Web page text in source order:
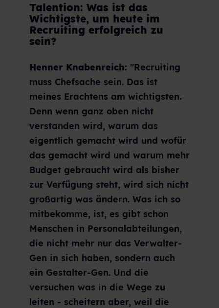
Talention: Was ist das
Wichtigste, um heute im
Recruiting erfolgreich zu
sein?
Henner Knabenreich: "Recruiting
muss Chefsache sein. Das ist
meines Erachtens am wichtigsten.
Denn wenn ganz oben nicht
verstanden wird, warum das
eigentlich gemacht wird und wofür
das gemacht wird und warum mehr
Budget gebraucht wird als bisher
zur Verfügung steht, wird sich nicht
großartig was ändern. Was ich so
mitbekomme, ist, es gibt schon
Menschen in Personalabteilungen,
die nicht mehr nur das Verwalter-
Gen in sich haben, sondern auch
ein Gestalter-Gen. Und die
versuchen was in die Wege zu
leiten - scheitern aber, weil die